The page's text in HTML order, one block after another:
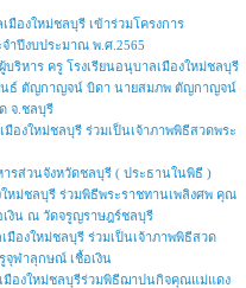
มืองใหม่ชลบุรี เข้าร่วมโครงการ
ำปีงบประมาณ พ.ศ.2565
ริหาร ครู โรงเรียนอนุบาลเมืองใหม่ชลบุรี
นธ์ ตัญกาญจน์ บิดา นายสมภพ ตัญกาญจน์
จ.ชลบุรี
องใหม่ชลบุรี ร่วมเป็นเจ้าภาพพิธีสวดพระ
รส่วนจังหวัดชลบุรี ( ประธานในพิธี )
หม่ชลบุรี ร่วมพิธีพระราชทานเพลิงศพ คุณ
งิน ณ วัดจรูญราษฎร์ชลบุรี
มืองใหม่ชลบุรี ร่วมเป็นเจ้าภาพพิธีสวด
ฬาลุกษณ์ เชื้อเงิน
มืองใหม่ชลบุรีร่วมพิธีฌาปนกิจคุณแม่แดง